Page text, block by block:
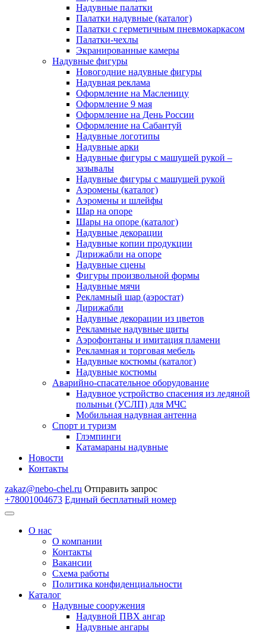
Надувные палатки
Палатки надувные (каталог)
Палатки с герметичным пневмокаркасом
Палатки-чехлы
Экранированные камеры
Надувные фигуры
Новогодние надувные фигуры
Надувная реклама
Оформление на Масленицу
Оформление 9 мая
Оформление на День России
Оформление на Сабантуй
Надувные логотипы
Надувные арки
Надувные фигуры с машущей рукой –
зазывалы
Надувные фигуры с машущей рукой
Аэромены (каталог)
Аэромены и шлейфы
Шар на опоре
Шары на опоре (каталог)
Надувные декорации
Надувные копии продукции
Дирижабли на опоре
Надувные сцены
Фигуры произвольной формы
Надувные мячи
Рекламный шар (аэростат)
Дирижабли
Надувные декорации из цветов
Рекламные надувные щиты
Аэрофонтаны и имитация пламени
Рекламная и торговая мебель
Надувные костюмы (каталог)
Надувные костюмы
Аварийно-спасательное оборудование
Надувное устройство спасения из ледяной
полыньи (УСЛП) для МЧС
Мобильная надувная антенна
Спорт и туризм
Глэмпинги
Катамараны надувные
Новости
Контакты
zakaz@nebo-chel.ru Отправить запрос
+78001004673 Единый бесплатный номер
О нас
О компании
Контакты
Вакансии
Схема работы
Политика конфиденциальности
Каталог
Надувные сооружения
Надувной ПВХ ангар
Надувные ангары